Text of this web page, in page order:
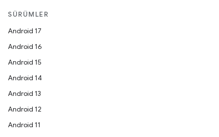
SÜRÜMLER
Android 17
Android 16
Android 15
Android 14
Android 13
Android 12
Android 11